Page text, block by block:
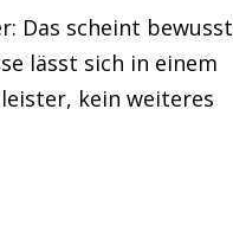
Das scheint bewusst
lässt sich in einem
kein weiteres